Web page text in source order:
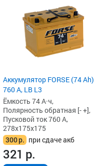
Аккумулятор FORSE (74 Ah)
760 А, LB L3
Ёмкость 74 А·ч,
Полярность обратная [- +],
Пусковой ток 760 А,
278x175x175
300р. при сдаче акб
321 р.